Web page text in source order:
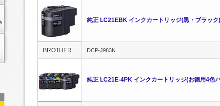
純正 LC21EBK インクカートリッジ(黒・ブラック
BROTHER DCP-J983N
純正 LC21E-4PK インクカートリッジ(お徳用4色